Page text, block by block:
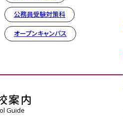
公務員受験対策科
オープンキャンパス
案内
Guide